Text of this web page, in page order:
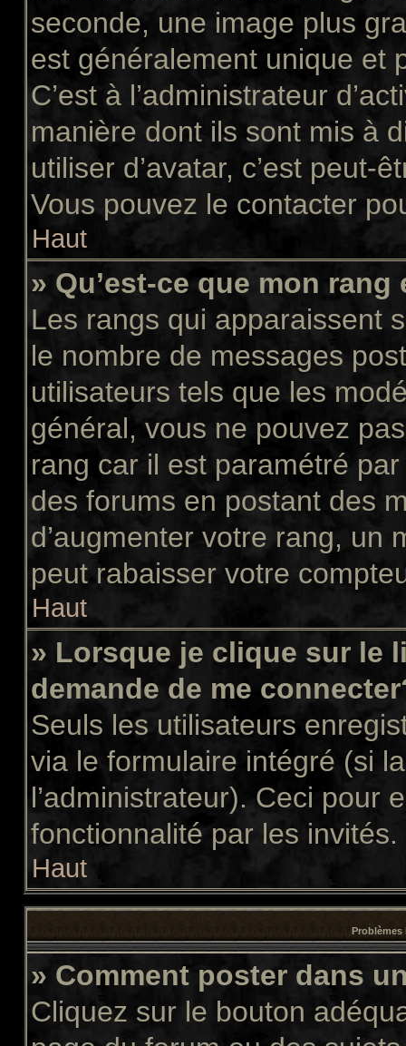
seconde, une image plus
est généralement unique et
C’est à l’administrateur
manière dont ils sont mis à
utiliser d’avatar, c’est peut-
Vous pouvez le contacter
Haut
» Qu’est-ce que mon
Les rangs qui apparaissent
le nombre de messages
utilisateurs tels que les
général, vous ne pouvez
rang car il est paramétré
des forums en postant des
d’augmenter votre rang, un
peut rabaisser votre
Haut
» Lorsque je clique sur le
demande de me
Seuls les utilisateurs
via le formulaire intégré (si
l’administrateur). Ceci pour
fonctionnalité par les invités.
Haut
Problèmes
» Comment poster dans
Cliquez sur le bouton